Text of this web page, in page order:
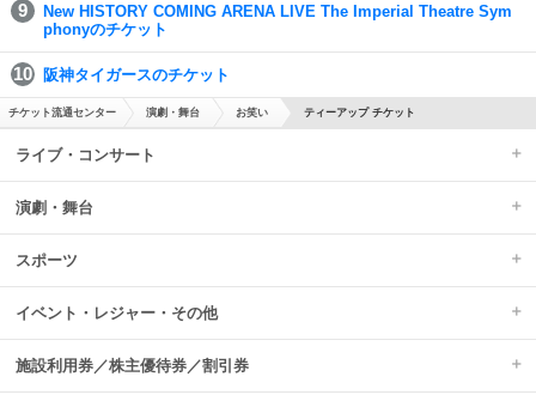
New HISTORY COMING ARENA LIVE The Imperial Theatre Sym
phonyのチケット
阪神タイガースのチケット
チケット流通センター 演劇・舞台 お笑い ティーアップ チケット
ライブ・コンサート
演劇・舞台
スポーツ
イベント・レジャー・その他
施設利用券／株主優待券／割引券